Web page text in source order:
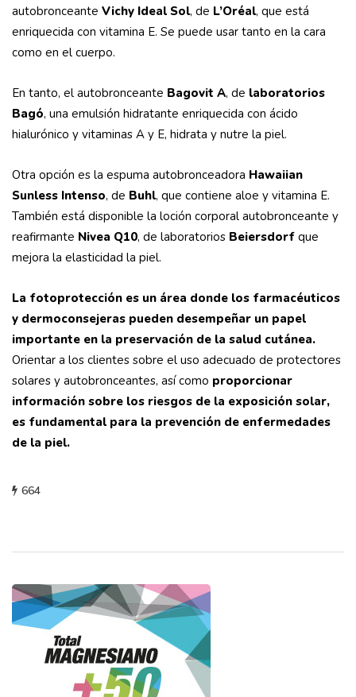
autobronceante Vichy Ideal Sol, de L’Oréal, que está
enriquecida con vitamina E. Se puede usar tanto en la cara
como en el cuerpo.
En tanto, el autobronceante Bagovit A, de laboratorios
Bagó, una emulsión hidratante enriquecida con ácido
hialurónico y vitaminas A y E, hidrata y nutre la piel.
Otra opción es la espuma autobronceadora Hawaiian
Sunless Intenso, de Buhl, que contiene aloe y vitamina E.
También está disponible la loción corporal autobronceante y
reafirmante Nivea Q10, de laboratorios Beiersdorf que
mejora la elasticidad la piel.
La fotoprotección es un área donde los farmacéuticos
y dermoconsejeras pueden desempeñar un papel
importante en la preservación de la salud cutánea.
Orientar a los clientes sobre el uso adecuado de protectores
solares y autobronceantes, así como proporcionar
información sobre los riesgos de la exposición solar,
es fundamental para la prevención de enfermedades
de la piel.
664